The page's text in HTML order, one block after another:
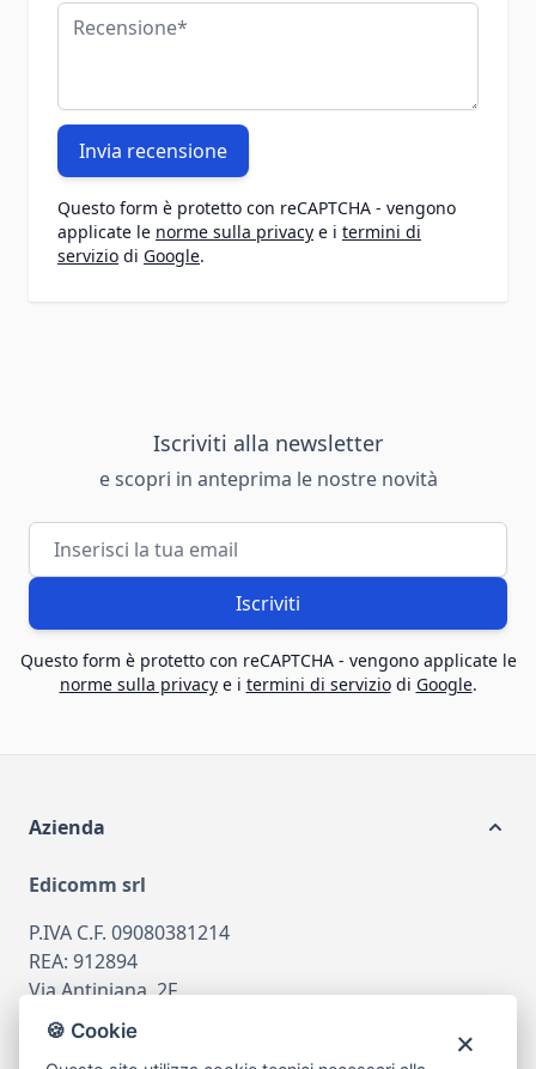
Recensione
Invia recensione
Questo form è protetto con reCAPTCHA - vengono
applicate le norme sulla privacy e i termini di
servizio di Google.
Iscriviti alla newsletter
e scopri in anteprima le nostre novità
Indirizzo email
Iscriviti
Questo form è protetto con reCAPTCHA - vengono applicate le
norme sulla privacye i termini di serviziodi Google.
Azienda
Edicomm srl
P.IVA C.F. 09080381214
REA: 912894
Via Antiniana, 2F
80078 Pozzuoli
🍪 Cookie